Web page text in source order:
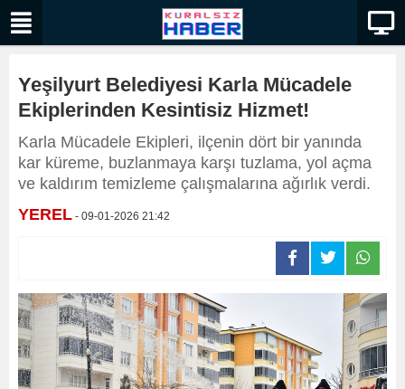
Yeşilyurt Belediyesi Karla Mücadele
Ekiplerinden Kesintisiz Hizmet!
Karla Mücadele Ekipleri, ilçenin dört bir yanında
kar küreme, buzlanmaya karşı tuzlama, yol açma
ve kaldırım temizleme çalışmalarına ağırlık verdi.
YEREL - 09-01-2026 21:42